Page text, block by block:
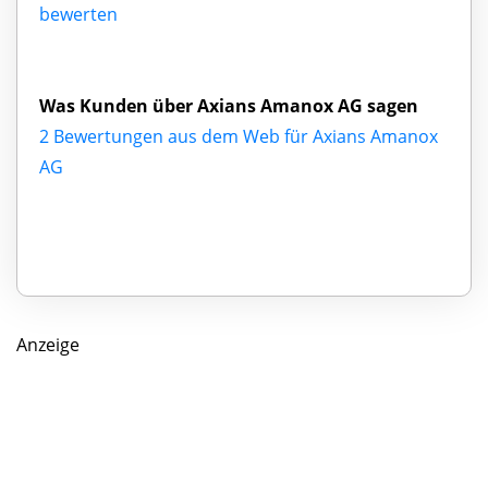
bewerten
Was Kunden über Axians Amanox AG sagen
2 Bewertungen aus dem Web für Axians Amanox
AG
Anzeige